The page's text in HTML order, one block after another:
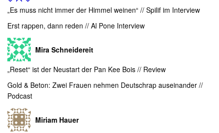
„Es muss nicht immer der Himmel weinen“ // Spilif im Interview
Erst rappen, dann reden // Al Pone Interview
Mira Schneidereit
„Reset“ ist der Neustart der Pan Kee Bois // Review
Gold & Beton: Zwei Frauen nehmen Deutschrap auseinander //
Podcast
Miriam Hauer